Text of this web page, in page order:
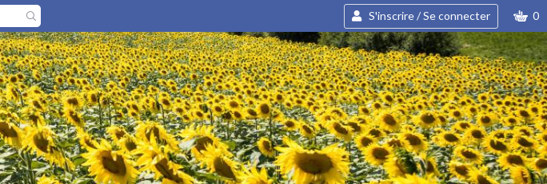
S'inscrire / Se connecter 0